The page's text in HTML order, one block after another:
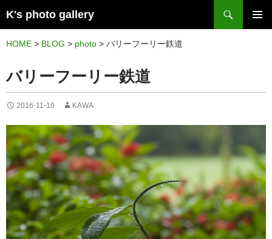
K's photo gallery
ン
ン
ツ
へ
ス
キ
ッ
プ
HOME > BLOG > photo > バリーフーリー鉄道
バリーフーリー鉄道
2016-11-10 KAWA